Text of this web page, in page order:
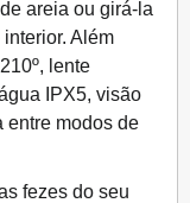
areia ou girá-la
Além
lente
IPX5, visão
entre modos de
fezes do seu